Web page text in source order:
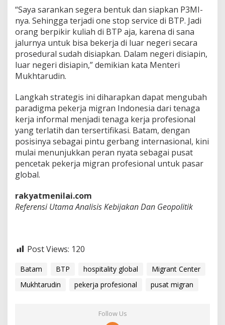
“Saya sarankan segera bentuk dan siapkan P3MI-
nya. Sehingga terjadi one stop service di BTP. Jadi
orang berpikir kuliah di BTP aja, karena di sana
jalurnya untuk bisa bekerja di luar negeri secara
prosedural sudah disiapkan. Dalam negeri disiapin,
luar negeri disiapin,” demikian kata Menteri
Mukhtarudin.
Langkah strategis ini diharapkan dapat mengubah
paradigma pekerja migran Indonesia dari tenaga
kerja informal menjadi tenaga kerja profesional
yang terlatih dan tersertifikasi. Batam, dengan
posisinya sebagai pintu gerbang internasional, kini
mulai menunjukkan peran nyata sebagai pusat
pencetak pekerja migran profesional untuk pasar
global.
rakyatmenilai.com
Referensi Utama Analisis Kebijakan Dan Geopolitik
Post Views: 120
Batam BTP hospitality global
Migrant Center
Mukhtarudin
pekerja profesional pusat migran
Follow Us